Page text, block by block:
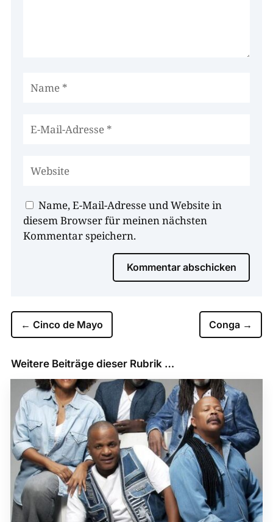
Name, E-Mail-Adresse und Website in
diesem Browser für meinen nächsten
Kommentar speichern.
Kommentar abschicken
← Cinco de Mayo Conga →
Weitere Beiträge dieser Rubrik …